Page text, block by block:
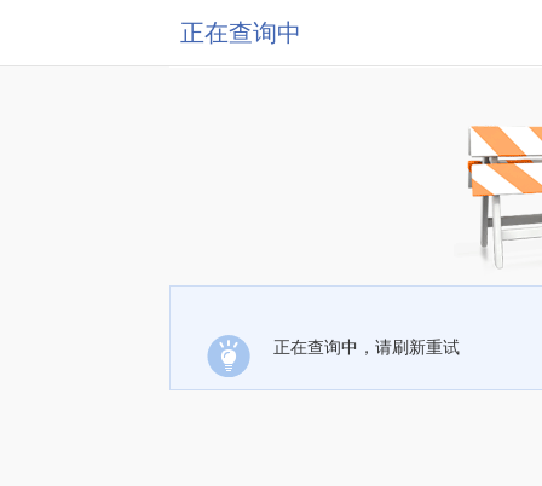
正在查询中
正在查询中，请刷新重试